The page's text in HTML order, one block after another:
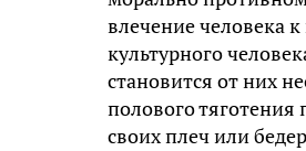
влечение человека
культурного
становится от них
полового
своих плеч или